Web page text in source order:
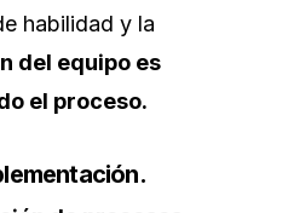
habilidad y la
del equipo es
el proceso.